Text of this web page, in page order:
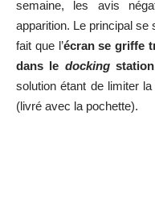
semaine, les avis
apparition. Le principal
fait que l’écran se griffe
dans le dockingstation
solution étant de limiter
(livré avec la pochette).